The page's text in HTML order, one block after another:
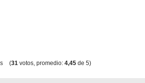
(31 votos, promedio: 4,45 de 5)